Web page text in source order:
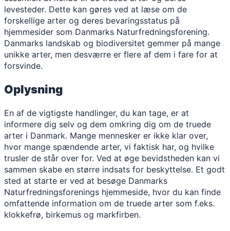
levesteder. Dette kan gøres ved at læse om de
forskellige arter og deres bevaringsstatus på
hjemmesider som Danmarks Naturfredningsforening.
Danmarks landskab og biodiversitet gemmer på mange
unikke arter, men desværre er flere af dem i fare for at
forsvinde.
Oplysning
En af de vigtigste handlinger, du kan tage, er at
informere dig selv og dem omkring dig om de truede
arter i Danmark. Mange mennesker er ikke klar over,
hvor mange spændende arter, vi faktisk har, og hvilke
trusler de står over for. Ved at øge bevidstheden kan vi
sammen skabe en større indsats for beskyttelse. Et godt
sted at starte er ved at besøge Danmarks
Naturfredningsforenings hjemmeside, hvor du kan finde
omfattende information om de truede arter som f.eks.
klokkefrø, birkemus og markfirben.